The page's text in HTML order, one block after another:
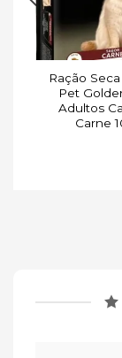
Ração
Pet
Adultos
Carne